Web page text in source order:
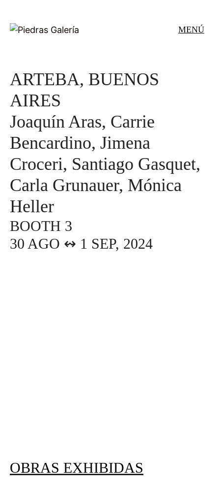
contenido
MENÚ
ARTEBA, BUENOS
AIRES
Joaquín Aras, Carrie
Bencardino, Jimena
Croceri, Santiago Gasquet,
Carla Grunauer, Mónica
Heller
BOOTH 3
30 AGO ↭ 1 SEP, 2024
OBRAS EXHIBIDAS